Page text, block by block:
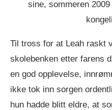
sine, sommeren
Til tross for at Leah raskt
skolebenken etter farens
en god opplevelse,
ikke tok inn sorgen
hun hadde blitt eldre, at